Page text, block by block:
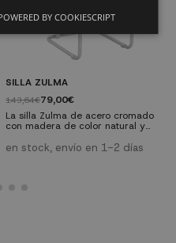
SILLA ZULMA
143,64€79,00€
La silla Zulma de acero cromado
con madera de color natural y
creada hace ya muchos años
con técnicas de fabricación
en stock, envío en 1-2 días
BY COOKIESCRIPT